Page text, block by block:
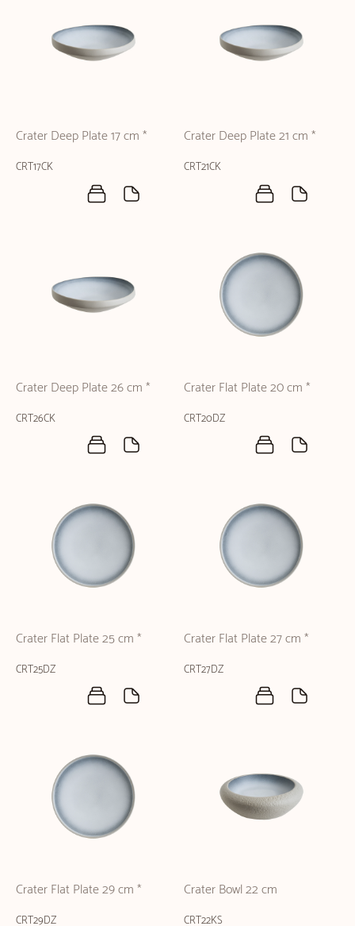
Crater Deep Plate 17 cm *
CRT17CK
Crater Deep Plate 21 cm *
CRT21CK
Crater Deep Plate 26 cm *
CRT26CK
Crater Flat Plate 20 cm *
CRT20DZ
Crater Flat Plate 25 cm *
CRT25DZ
Crater Flat Plate 27 cm *
CRT27DZ
Crater Flat Plate 29 cm *
CRT29DZ
Crater Bowl 22 cm
CRT22KS